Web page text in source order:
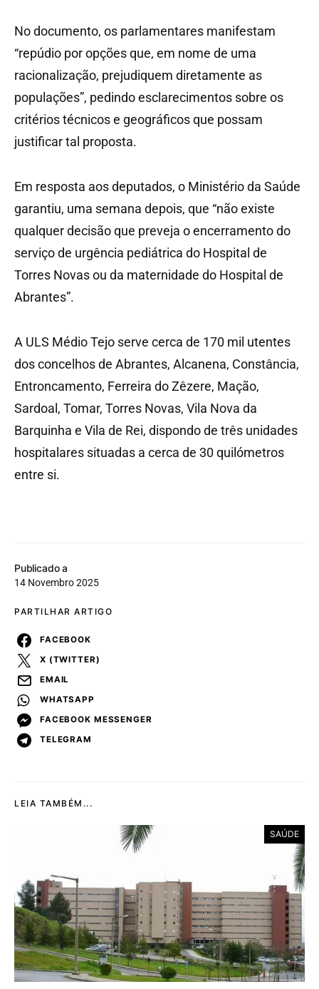
Publicado a
14 Novembro 2025
PARTILHAR ARTIGO
FACEBOOK
X (TWITTER)
EMAIL
WHATSAPP
FACEBOOK MESSENGER
TELEGRAM
No documento, os parlamentares manifestam
“repúdio por opções que, em nome de uma
racionalização, prejudiquem diretamente as
populações”, pedindo esclarecimentos sobre os
critérios técnicos e geográficos que possam
justificar tal proposta.
Em resposta aos deputados, o Ministério da Saúde
garantiu, uma semana depois, que “não existe
qualquer decisão que preveja o encerramento do
serviço de urgência pediátrica do Hospital de
Torres Novas ou da maternidade do Hospital de
Abrantes”.
A ULS Médio Tejo serve cerca de 170 mil utentes
dos concelhos de Abrantes, Alcanena, Constância,
Entroncamento, Ferreira do Zêzere, Mação,
Sardoal, Tomar, Torres Novas, Vila Nova da
Barquinha e Vila de Rei, dispondo de três unidades
hospitalares situadas a cerca de 30 quilómetros
entre si.
LEIA TAMBÉM...
SAÚDE